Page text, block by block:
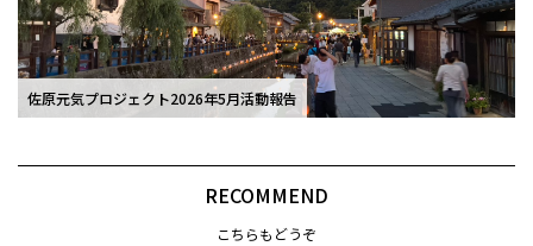
佐原元気プロジェクト2026年5月活動報告
RECOMMEND
こちらもどうぞ